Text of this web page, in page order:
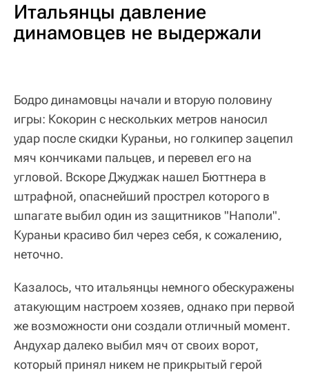
Итальянцы давление
динамовцев не выдержали
Бодро динамовцы начали и вторую половину
игры: Кокорин с нескольких метров наносил
удар после скидки Кураньи, но голкипер зацепил
мяч кончиками пальцев, и перевел его на
угловой. Вскоре Джуджак нашел Бюттнера в
штрафной, опаснейший прострел которого в
шпагате выбил один из защитников "Наполи".
Кураньи красиво бил через себя, к сожалению,
неточно.
Казалось, что итальянцы немного обескуражены
атакующим настроем хозяев, однако при первой
же возможности они создали отличный момент.
Андухар далеко выбил мяч от своих ворот,
который принял никем не прикрытый герой